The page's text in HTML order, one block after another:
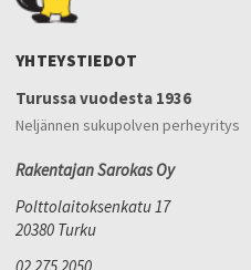
YHTEYSTIEDOT
Turussa vuodesta 1936
Neljännen sukupolven perheyritys
Rakentajan Sarokas Oy
Polttolaitoksenkatu 17
20380 Turku